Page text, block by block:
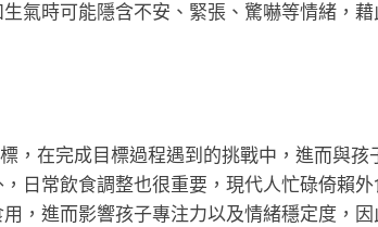
氣時可能隱含不安、緊張、驚嚇等情緒，藉
，在完成目標過程遇到的挑戰中，進而與孩
日常飲食調整也很重要，現代人忙碌倚賴外
，進而影響孩子專注力以及情緒穩定度，因